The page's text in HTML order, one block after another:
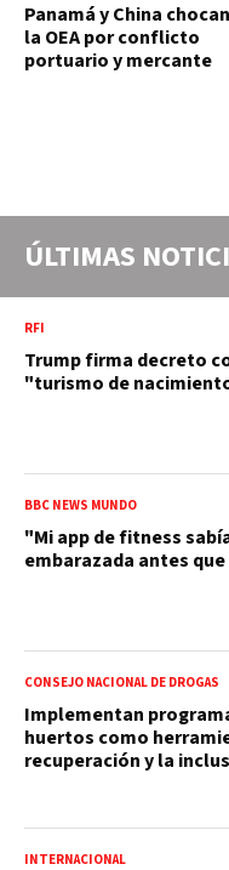
Panamá y China
la OEA por conflicto
portuario y mercante
ÚLTIMAS
RFI
Trump firma decreto
"turismo de
BBC NEWS MUNDO
"Mi app de fitness
embarazada antes
CONSEJO NACIONAL DE DROGAS
Implementan
huertos como
recuperación y la
INTERNACIONAL